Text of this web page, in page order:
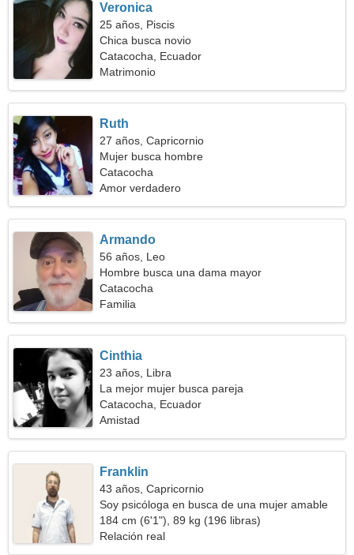
Veronica
25 años, Piscis
Chica busca novio
Catacocha, Ecuador
Matrimonio
Ruth
27 años, Capricornio
Mujer busca hombre
Catacocha
Amor verdadero
Armando
56 años, Leo
Hombre busca una dama mayor
Catacocha
Familia
Cinthia
23 años, Libra
La mejor mujer busca pareja
Catacocha, Ecuador
Amistad
Franklin
43 años, Capricornio
Soy psicóloga en busca de una mujer amable
184 cm (6'1"), 89 kg (196 libras)
Relación real